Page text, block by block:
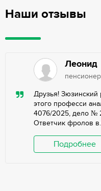
Наши отзывы
Леонид
пенсионер
Друзья! Зюзинский
этого професси
4076/2025, дело №
Ответчик фролов
Подробнее